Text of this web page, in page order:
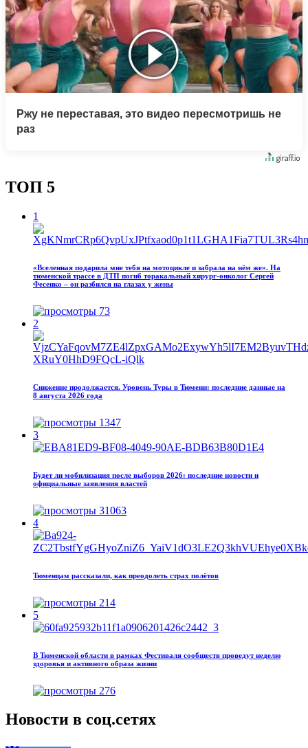
Ржу не переставая, это видео пересмотришь не
раз
ТОП 5
1
«Вселенная подарила мне тебя на мотоцикле и забрала на нём же». На
тюменской трассе в ДТП погиб торакальный хирург-онколог Сергей
Фесенко – он разбился на глазах у жены
73
2
Снижение продолжается. Уровень Туры в Тюмени: последние данные на
8 августа 2026 года
1347
3
Будет ли мобилизация после выборов 2026: последние новости и
официальные заявления властей
31063
4
Тюменцам рассказали, как преодолеть страх полётов
214
5
В Тюменской области в рамках Фестиваля сообществ проведут неделю
здоровья и активного образа жизни
276
Новости в соц.сетях